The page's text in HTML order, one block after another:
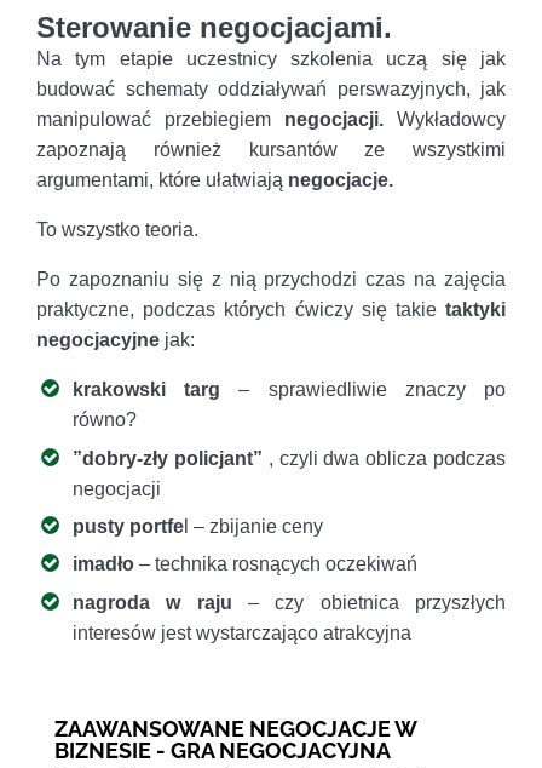
Sterowanie negocjacjami.
Na tym etapie uczestnicy szkolenia uczą się jak
budować schematy oddziaływań perswazyjnych, jak
manipulować przebiegiem negocjacji. Wykładowcy
zapoznają również kursantów ze wszystkimi
argumentami, które ułatwiają negocjacje.
To wszystko teoria.
Po zapoznaniu się z nią przychodzi czas na zajęcia
praktyczne, podczas których ćwiczy się takie taktyki
negocjacyjne jak:
krakowski targ – sprawiedliwie znaczy po
równo?
”dobry-zły policjant” , czyli dwa oblicza podczas
negocjacji
pusty portfe l – zbijanie ceny
imadło – technika rosnących oczekiwań
nagroda w raju – czy obietnica przyszłych
interesów jest wystarczająco atrakcyjna
ZAAWANSOWANE NEGOCJACJE W
BIZNESIE - GRA NEGOCJACYJNA